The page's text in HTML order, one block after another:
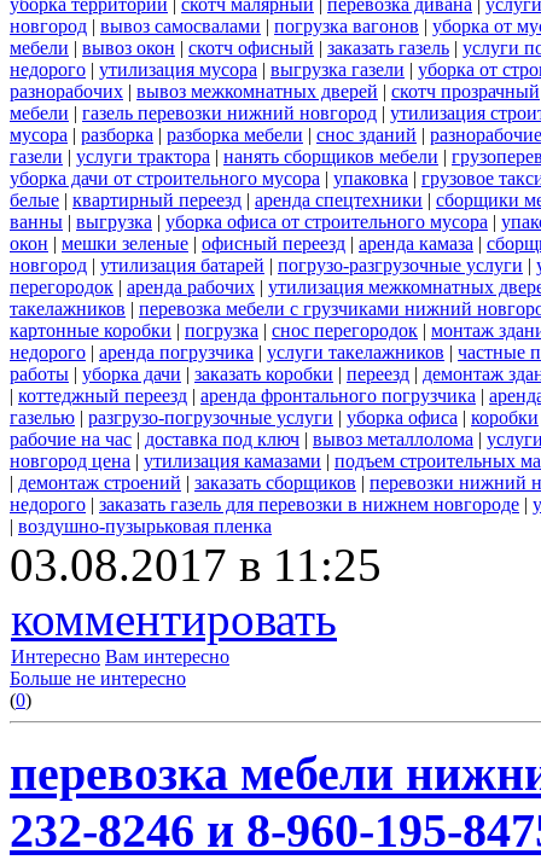
новгород | вывоз самосвалами | погрузка вагонов | уборка от
мебели | вывоз окон | скотч офисный | заказать газель | услуги
недорого | утилизация мусора | выгрузка газели | уборка от
разнорабочих | вывоз межкомнатных дверей | скотч прозрачный
мебели | газель перевозки нижний новгород | утилизация
мусора | разборка | разборка мебели | снос зданий |
газели | услуги трактора | нанять сборщиков мебели |
уборка дачи от строительного мусора | упаковка | грузовое
белые | квартирный переезд | аренда спецтехники | сборщики
ванны | выгрузка | уборка офиса от строительного мусора |
окон | мешки зеленые | офисный переезд | аренда камаза |
новгород | утилизация батарей | погрузо-разгрузочные услуги |
перегородок | аренда рабочих | утилизация межкомнатных
такелажников | перевозка мебели с грузчиками нижний
картонные коробки | погрузка | снос перегородок | монтаж
недорого | аренда погрузчика | услуги такелажников | частные
работы | уборка дачи | заказать коробки | переезд | демонтаж
| коттеджный переезд | аренда фронтального погрузчика |
газелью | разгрузо-погрузочные услуги | уборка офиса | коробки
рабочие на час | доставка под ключ | вывоз металлолома |
новгород цена | утилизация камазами | подъем строительных
| демонтаж строений | заказать сборщиков | перевозки нижний
недорого | заказать газель для перевозки в нижнем новгороде |
| воздушно-пузырьковая пленка
03.08.2017 в 11:25
комментировать
Интересно Вам интересно
Больше не интересно
(0)
перевозка мебели
232-8246 и 8-960-195-